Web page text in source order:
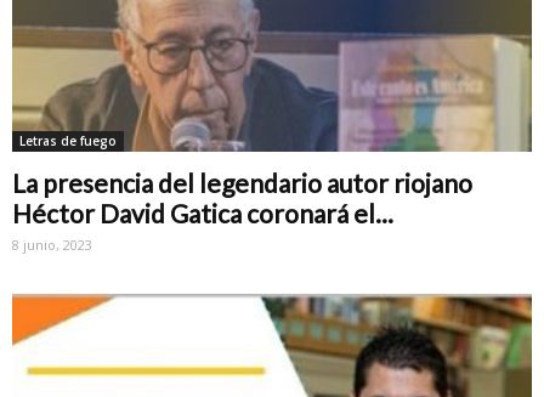
Letras de fuego
La presencia del legendario autor riojano
Héctor David Gatica coronará el...
8 junio, 2023